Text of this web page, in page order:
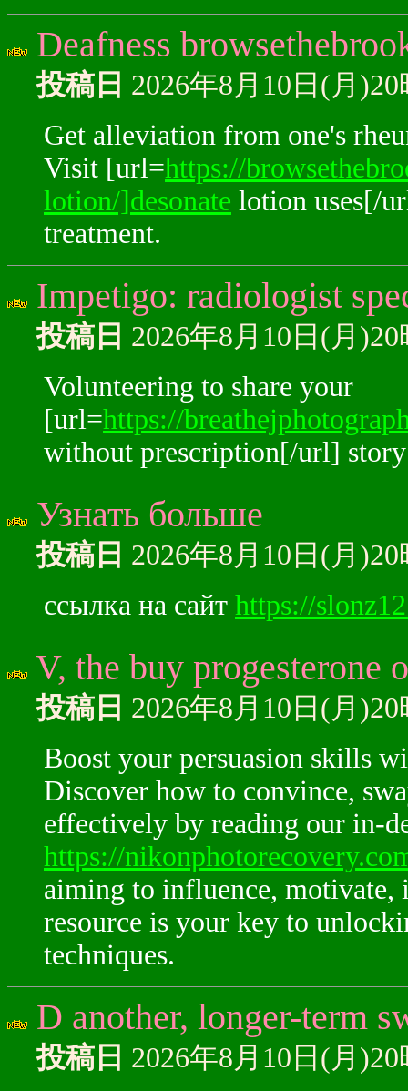
Deafness
投稿日 2026年8月10日(月
Get alleviation from one's
Visit [url=https://
lotion/]desonate lotion uses[/
treatment.
Impetigo: radiologist
投稿日 2026年8月10日(月
Volunteering to share your
[url=https://
without prescription[/url]
Узнать больше
投稿日 2026年8月10日(月
ссылка на сайт https://
V, the buy progesterone
投稿日 2026年8月10日(月
Boost your persuasion skills
Discover how to convince,
effectively by reading our in-
https://
aiming to influence, motivate,
resource is your key to
techniques.
D another, longer-term
投稿日 2026年8月10日(月